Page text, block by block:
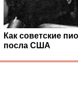
Как советские
посла США